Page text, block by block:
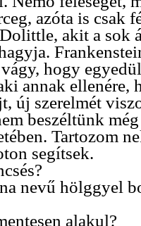
azóta is csak
akit a sok
hogy
annak ellenére,
új szerelmét
beszéltünk
Tartozom
segítsek.
nevű hölggyel
alakul?